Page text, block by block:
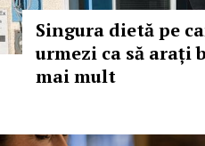
Singura dietă pe
urmezi ca să arați
mai mult